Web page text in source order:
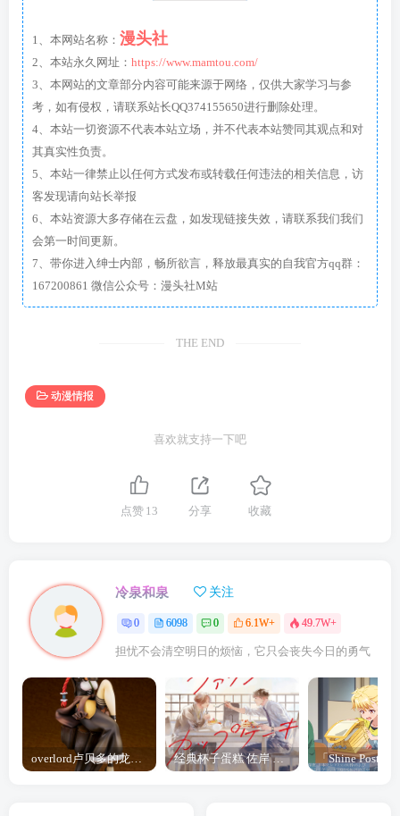
1、本网站名称： 漫头社
2、本站永久网址： https://www.mamtou.com/
3、本网站的文章部分内容可能来源于网络，仅供大家学习与参
考，如有侵权，请联系站长QQ374155650进行删除处理。
4、本站一切资源不代表本站立场，并不代表本站赞同其观点和对
其真实性负责。
5、本站一律禁止以任何方式发布或转载任何违法的相关信息，访
客发现请向站长举报
6、本站资源大多存储在云盘，如发现链接失效，请联系我们我们
会第一时间更新。
7、带你进入绅士内部，畅所欲言，释放最真实的自我官方qq群：
167200861 微信公众号：漫头社M站
THE END
动漫情报
喜欢就支持一下吧
点赞 13 分享 收藏
冷泉和泉 关注
0 6098 0 6.1W+ 49.7W+
担忧不会清空明日的烦恼，它只会丧失今日的勇气
经典杯子蛋糕 佐岸 漫画「经典杯子蛋糕」宣布真人日剧化